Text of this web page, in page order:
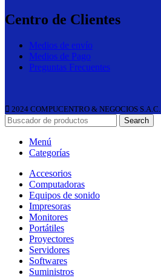
Centro de Clientes
Medios de envío
Medios de Pago
Preguntas Frecuentes
2024 COMPUCENTRO & NEGOCIOS S.A.C.
Search
Menú
Categorías
Accesorios
Computadoras
Equipos de sonido
Impresoras
Monitores
Portátiles
Proyectores
Servidores
Softwares
Suministros